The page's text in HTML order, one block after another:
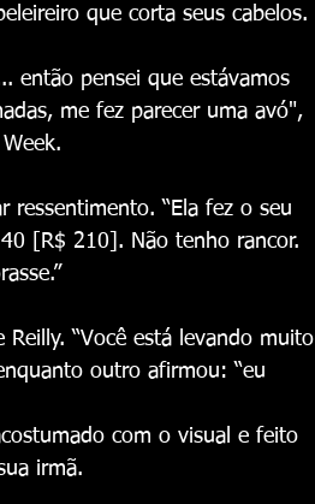
que corta seus cabelos.
então pensei que estávamos
me fez parecer uma avó",
ressentimento. “Ela fez o seu
[R$ 210]. Não tenho rancor.
“Você está levando muito
outro afirmou: “eu
com o visual e feito
irmã.